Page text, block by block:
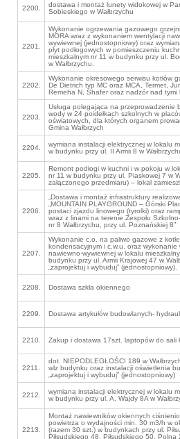
2200.
dostawa i montaż lunety widokowej w
Sobieskiego w Wałbrzychu
2201.
Wykonanie ogrzewania gazowego
MORA wraz z wykonaniem wentylacji
wywiewnej (jednostopniowy) oraz
płyt podłogowych w pomieszczeniu
mieszkalnym nr 11 w budynku przy ul.
w Wałbrzychu.
2202.
Wykonanie okresowego serwisu kotłów
De Dietrich typ MC oraz MCA, Termet,
Remeha N, Shafer oraz nadzór nad tymi
2203.
Usługa polegająca na przeprowadzenie
wody w 24 poidełkach szkolnych w
oświatowych, dla których organem
Gmina Wałbrzych
2204.
wymiana instalacji elektrycznej w lokalu
w budynku przy ul. II Armii 8 w
2205.
Remont podłogi w kuchni i w pokoju w
nr 11 w budynku przy ul. Piaskowej 7 w
załączonego przedmiaru) – lokal
2206.
„Dostawa i montaż infrastruktury
„MOUNTAIN PLAYGROUND – Górski
postaci zjazdu linowego (tyrolki) oraz
wraz z linami na terenie Zespołu
nr 8 Wałbrzychu, przy ul. Poznańskiej 8”
2207.
Wykonanie c.o. na paliwo gazowe z
kondensacyjnym i c.w.u. oraz wykonanie
nawiewno-wywiewnej w lokalu
budynku przy ul. Armii Krajowej 47 w
„zaprojektuj i wybuduj” (jednostopniowy).
2208. Dostawa szkła okiennego
2209. Dostawa artykułów budowlanych-
2210. Zakup i dostawa 17szt. laptopów do sali
2211.
dot. NIEPODLEGŁOŚCI 189 w
wlz budynku oraz instalacji oświetlenia
„zaprojektuj i wybuduj” (jednostopniowy)
2212.
wymiana instalacji elektrycznej w lokalu
w budynku przy ul. A. Wajdy 8A w
2213.
Montaż nawiewników okiennych
powietrza o wydajności min. 30 m3/h w
(razem 30 szt.) w budynkach przy ul.
Piłsudskiego 48, Piłsudskiego 50, Polna